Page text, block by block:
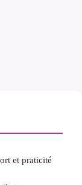
et praticité